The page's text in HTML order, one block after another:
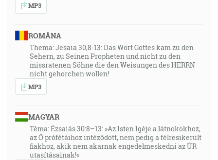
MP3
ROMÂNA
Thema: Jesaia 30,8-13: Das Wort Gottes kam zu den
Sehern, zu Seinen Propheten und nicht zu den
missratenen Söhne die den Weisungen des HERRN
nicht gehorchen wollen!
MP3
MAGYAR
Téma: Ézsaiás 30:8–13: »Az Isten Igéje a látnokokhoz,
az Ő prófétáihoz intéződött, nem pedig a félresikerült
fiakhoz, akik nem akarnak engedelmeskedni az ÚR
utasításainak!«